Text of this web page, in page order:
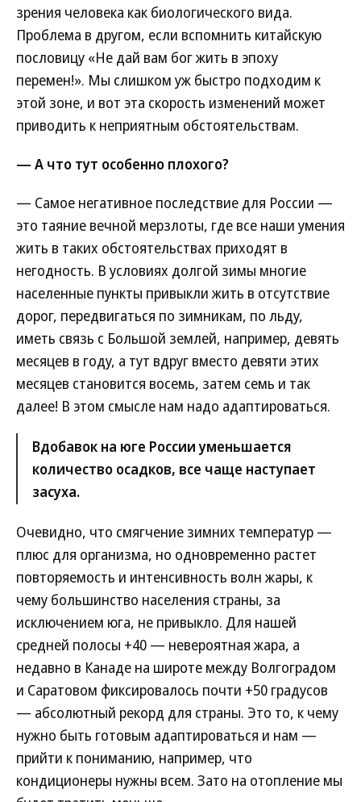
зрения человека как биологического вида.
Проблема в другом, если вспомнить китайскую
пословицу «Не дай вам бог жить в эпоху
перемен!». Мы слишком уж быстро подходим к
этой зоне, и вот эта скорость изменений может
приводить к неприятным обстоятельствам.
— А что тут особенно плохого?
— Самое негативное последствие для России —
это таяние вечной мерзлоты, где все наши умения
жить в таких обстоятельствах приходят в
негодность. В условиях долгой зимы многие
населенные пункты привыкли жить в отсутствие
дорог, передвигаться по зимникам, по льду,
иметь связь с Большой землей, например, девять
месяцев в году, а тут вдруг вместо девяти этих
месяцев становится восемь, затем семь и так
далее! В этом смысле нам надо адаптироваться.
Вдобавок на юге России уменьшается
количество осадков, все чаще наступает
засуха.
Очевидно, что смягчение зимних температур —
плюс для организма, но одновременно растет
повторяемость и интенсивность волн жары, к
чему большинство населения страны, за
исключением юга, не привыкло. Для нашей
средней полосы +40 — невероятная жара, а
недавно в Канаде на широте между Волгоградом
и Саратовом фиксировалось почти +50 градусов
— абсолютный рекорд для страны. Это то, к чему
нужно быть готовым адаптироваться и нам —
прийти к пониманию, например, что
кондиционеры нужны всем. Зато на отопление мы